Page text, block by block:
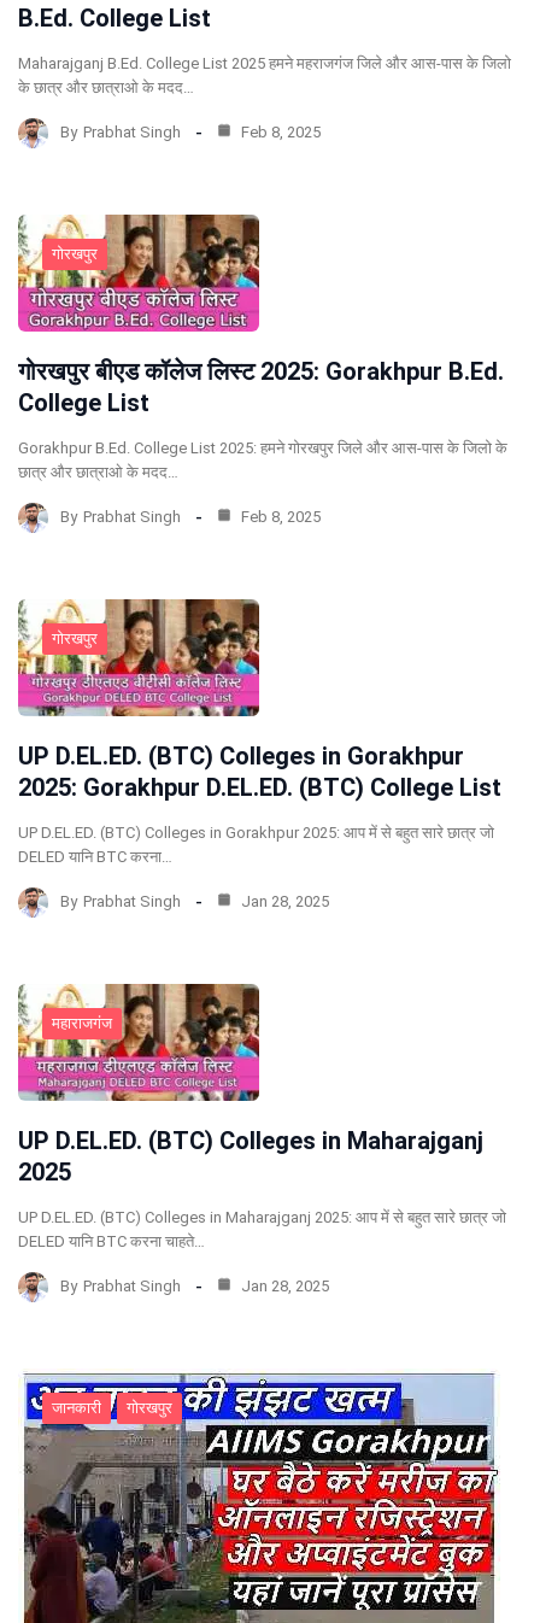
B.Ed. College List
Maharajganj B.Ed. College List 2025 हमने महराजगंज जिले और आस-पास के जिलो
के छात्र और छात्राओ के मदद…
By Prabhat Singh Feb 8, 2025
गोरखपुर
गोरखपुर बीएड कॉलेज लिस्ट 2025: Gorakhpur B.Ed.
College List
Gorakhpur B.Ed. College List 2025: हमने गोरखपुर जिले और आस-पास के जिलो के
छात्र और छात्राओ के मदद…
By Prabhat Singh Feb 8, 2025
गोरखपुर
UP D.EL.ED. (BTC) Colleges in Gorakhpur
2025: Gorakhpur D.EL.ED. (BTC) College List
UP D.EL.ED. (BTC) Colleges in Gorakhpur 2025: आप में से बहुत सारे छात्र जो
DELED यानि BTC करना…
By Prabhat Singh Jan 28, 2025
महाराजगंज
UP D.EL.ED. (BTC) Colleges in Maharajganj
2025
UP D.EL.ED. (BTC) Colleges in Maharajganj 2025: आप में से बहुत सारे छात्र जो
DELED यानि BTC करना चाहते…
By Prabhat Singh Jan 28, 2025
जानकारी गोरखपुर